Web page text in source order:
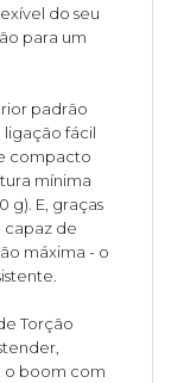
do seu
para um
padrão
ligação fácil
compacto
mínima
g). E, graças
capaz de
máxima - o
Torção
o boom com